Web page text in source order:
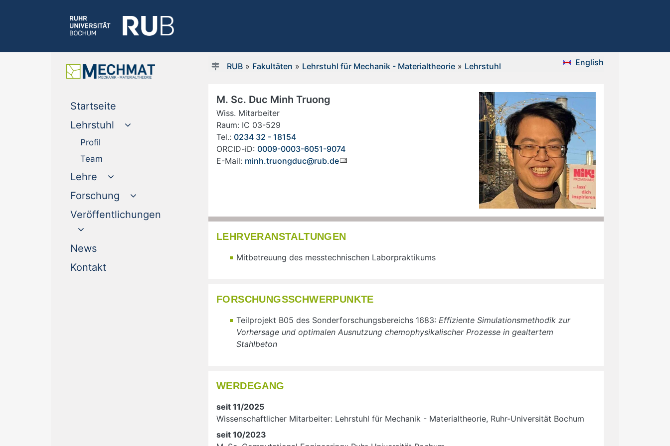
Startseite
Lehrstuhl
Profil
Team
Lehre
Forschung
Veröffentlichungen
News(current)
Kontakt(current)
RUB» Fakultäten » Lehrstuhl für Mechanik - Materialtheorie» Lehrstuhl English
M. Sc. Duc Minh Truong
Wiss. Mitarbeiter
Raum: IC 03-529
Tel.: 0234 32 - 18154
ORCID-iD: 0009-0003-6051-9074
E-Mail: minh.truongduc@rub.de
LEHRVERANSTALTUNGEN
Mitbetreuung des messtechnischen Laborpraktikums
FORSCHUNGSSCHWERPUNKTE
Teilprojekt B05 des Sonderforschungsbereichs 1683: Effiziente Simulationsmethodik zur
Vorhersage und optimalen Ausnutzung chemophysikalischer Prozesse in gealtertem
Stahlbeton
WERDEGANG
seit 11/2025
Wissenschaftlicher Mitarbeiter: Lehrstuhl für Mechanik - Materialtheorie, Ruhr-Universität Bochum
seit 10/2023